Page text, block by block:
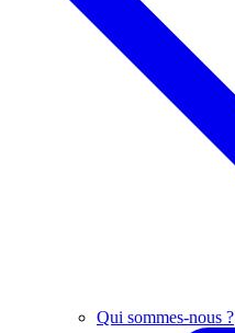
Qui sommes-nous ?